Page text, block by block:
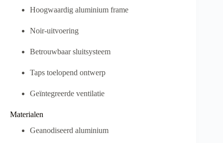
Hoogwaardig aluminium frame
Noir-uitvoering
Betrouwbaar sluitsysteem
Taps toelopend ontwerp
Geïntegreerde ventilatie
Materialen
Geanodiseerd aluminium